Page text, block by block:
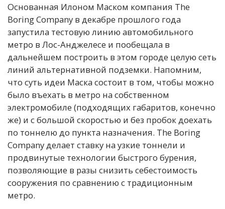
Основанная Илоном Маском компания The
Boring Company в декабре прошлого года
запустила тестовую линию автомобильного
метро в Лос-Анджелесе и пообещала в
дальнейшем построить в этом городе целую сеть
линий альтернативной подземки. Напомним,
что суть идеи Маска состоит в том, чтобы можно
было въехать в метро на собственном
электромобиле (подходящих габаритов, конечно
же) и с большой скоростью и без пробок доехать
по тоннелю до пункта назначения. The Boring
Company делает ставку на узкие тоннели и
продвинутые технологии быстрого бурения,
позволяющие в разы снизить себестоимость
сооружения по сравнению с традиционным
метро.